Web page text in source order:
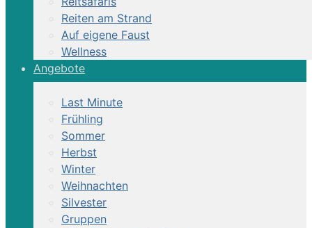
Reiten am Strand
Auf eigene Faust
Wellness
Angebote
Last Minute
Frühling
Sommer
Herbst
Winter
Weihnachten
Silvester
Gruppen